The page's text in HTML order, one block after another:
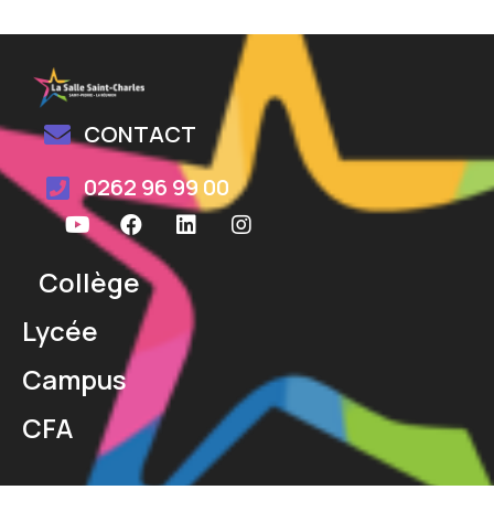
CONTACT
0262 96 99 00
Collège
Lycée
Campus
CFA